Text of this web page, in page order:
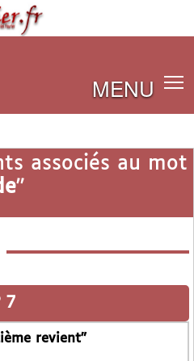
MENU
associés au mot
"
7
revient"